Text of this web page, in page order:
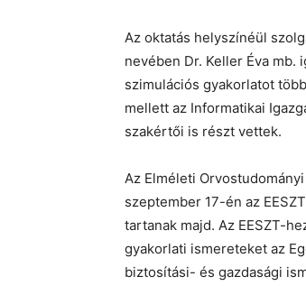
Az oktatás helyszínéül
nevében Dr. Keller Éva
szimulációs gyakorlatot
mellett az Informatikai
szakértői is részt vettek.
Az Elméleti
szeptember 17-én az
tartanak majd. Az EESZT-
gyakorlati ismereteket az
biztosítási- és gazdasági